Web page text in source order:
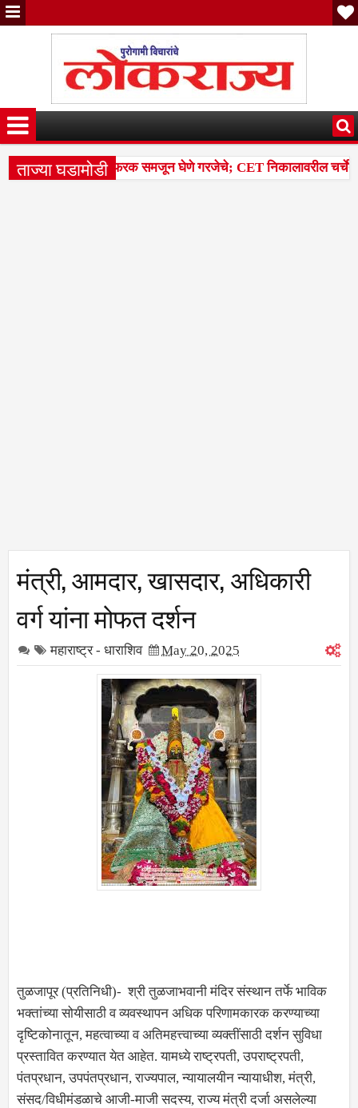
ताज्या घडामोडी
आणि पर्सेंटाइलचा फरक समजून घेणे गरजेचे; CET निकालावरील चर्चेत
मंत्री, आमदार, खासदार, अधिकारी
वर्ग यांना मोफत दर्शन
महाराष्ट्र - धाराशिव May 20, 2025
तुळजापूर (प्रतिनिधी)- श्री तुळजाभवानी मंदिर संस्थान तर्फे भाविक
भक्तांच्या सोयीसाठी व व्यवस्थापन अधिक परिणामकारक करण्याच्या
दृष्टिकोनातून, महत्वाच्या व अतिमहत्त्वाच्या व्यक्तींसाठी दर्शन सुविधा
प्रस्तावित करण्यात येत आहेत. यामध्ये राष्ट्रपती, उपराष्ट्रपती,
पंतप्रधान, उपपंतप्रधान, राज्यपाल, न्यायालयीन न्यायाधीश, मंत्री,
संसद/विधीमंडळाचे आजी-माजी सदस्य, राज्य मंत्री दर्जा असलेल्या